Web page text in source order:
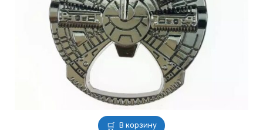
В корзину